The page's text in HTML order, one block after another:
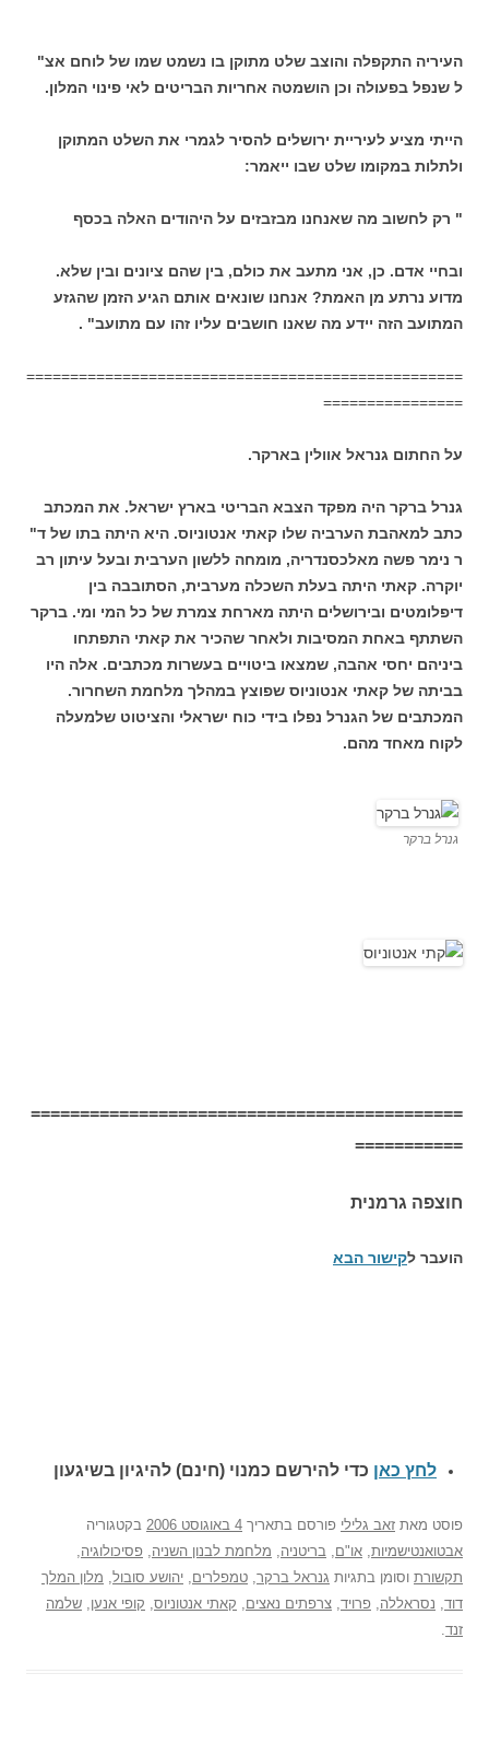
העיריה התקפלה והוצב שלט מתוקן בו נשמט שמו של לוחם אצ"
ל שנפל בפעולה וכן הושמטה אחריות הבריטים לאי פינוי המלון.
הייתי מציע לעיריית ירושלים להסיר לגמרי את השלט המתוקן
ולתלות במקומו שלט שבו ייאמר:
" רק לחשוב מה שאנחנו מבזבזים על היהודים האלה בכסף
ובחיי אדם. כן, אני מתעב את כולם, בין שהם ציונים ובין שלא.
מדוע נרתע מן האמת? אנחנו שונאים אותם הגיע הזמן שהגזע
המתועב הזה יידע מה שאנו חושבים עליו זהו עם מתועב" .
==================================================
================
על החתום גנראל אוולין בארקר.
גנרל ברקר היה מפקד הצבא הבריטי בארץ ישראל. את המכתב
כתב למאהבת הערביה שלו קאתי אנטוניוס. היא היתה בתו של ד"
ר נימר פשה מאלכסנדריה, מומחה ללשון הערבית ובעל עיתון רב
יוקרה. קאתי היתה בעלת השכלה מערבית, הסתובבה בין
דיפלומטים ובירושלים היתה מארחת צמרת של כל המי ומי. ברקר
השתתף באחת המסיבות ולאחר שהכיר את קאתי התפתחו
ביניהם יחסי אהבה, שמצאו ביטויים בעשרות מכתבים. אלה היו
בביתה של קאתי אנטוניוס שפוצץ במהלך מלחמת השחרור.
המכתבים של הגנרל נפלו בידי כוח ישראלי והציטוט שלמעלה
לקוח מאחד מהם.
גנרל ברקר
============================================
===========
חוצפה גרמנית
הועבר לקישור הבא
לחץ כאן כדי להירשם כמנוי (חינם) להיגיון בשיגעון
פוסט מאת זאב גלילי פורסם בתאריך 4 באוגוסט 2006
בקטגוריה
אבטואנטישמיות או"ם בריטניה מלחמת לבנון השניה פסיכולוגיה
תקשורת וסומן בתגיות גנראל ברקר טמפלרים יהושע סובול מלון המלך
דוד נסראללה פרויד צרפתים נאצים קאתי אנטוניוס קופי אנען שלמה
זנד